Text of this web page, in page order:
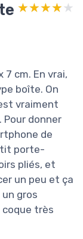
★★★★★
★★★★★
7 cm. En vrai,
boîte. On
vraiment
. Pour donner
de
porte-
pliés, et
un peu et ça
gros
très